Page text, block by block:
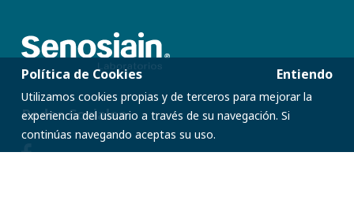
Redes Sociales
Política de Cookies Entiendo
Utilizamos cookies propias y de terceros para mejorar la
experiencia del usuario a través de su navegación. Si
continúas navegando aceptas su uso.